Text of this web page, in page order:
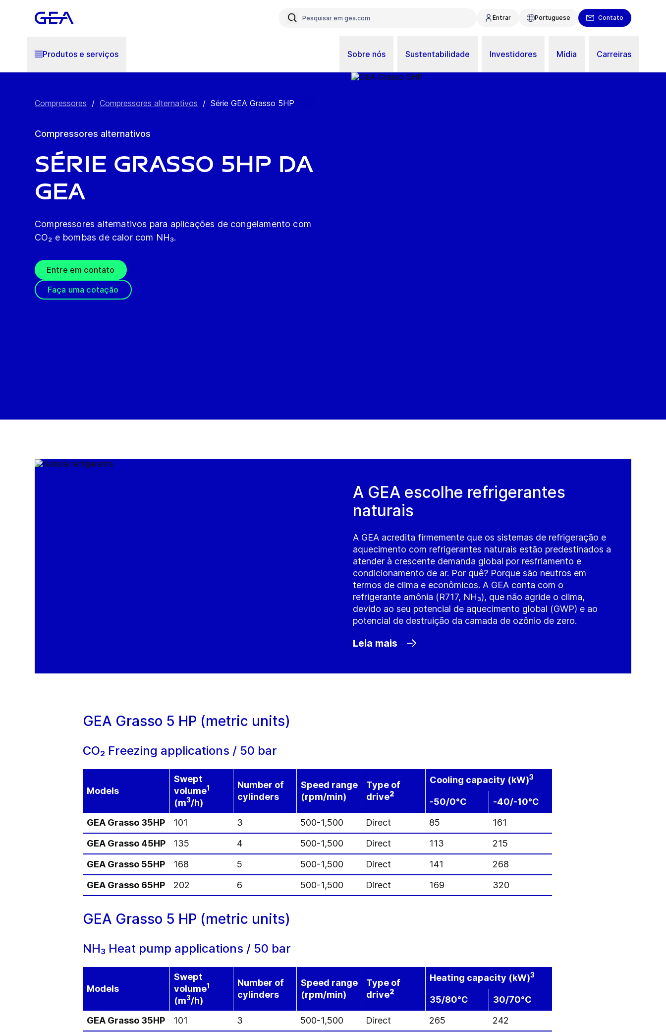
Entrar Portuguese Contato
Produtos e serviços Sobre nós Sustentabilidade Investidores Mídia Carreiras
Compressores / Compressores alternativos / Série GEA Grasso 5HP
Compressores alternativos
Série Grasso 5HP da
GEA
Compressores alternativos para aplicações de congelamento com
CO₂ e bombas de calor com NH₃.
Entre em contato
Faça uma cotação
A GEA escolhe refrigerantes
naturais
A GEA acredita firmemente que os sistemas de refrigeração e
aquecimento com refrigerantes naturais estão predestinados a
atender à crescente demanda global por resfriamento e
condicionamento de ar. Por quê? Porque são neutros em
termos de clima e econômicos. A GEA conta com o
refrigerante amônia (R717, NH₃), que não agride o clima,
devido ao seu potencial de aquecimento global (GWP) e ao
potencial de destruição da camada de ozônio de zero.
Leia mais
GEA Grasso 5 HP (metric units)
CO₂ Freezing applications / 50 bar
Models
Swept
volume1
(m3/h)
Number of
cylinders
Speed range
(rpm/min)
Type of
drive2
Cooling capacity (kW)3
-50/0°C
-40/-10°C
GEA Grasso 35HP
101 3 500-1,500 Direct 85
161
GEA Grasso 45HP
135 4 500-1,500 Direct 113
215
GEA Grasso 55HP
168 5 500-1,500 Direct 141
268
GEA Grasso 65HP
202 6 500-1,500 Direct 169 320
GEA Grasso 5 HP (metric units)
NH₃ Heat pump applications / 50 bar
Models
Swept
volume1
(m3/h)
Number of
cylinders
Speed range
(rpm/min)
Type of
drive2
Heating capacity (kW)3
35/80°C
30/70°C
GEA Grasso 35HP
101 3 500-1,500 Direct 265
242